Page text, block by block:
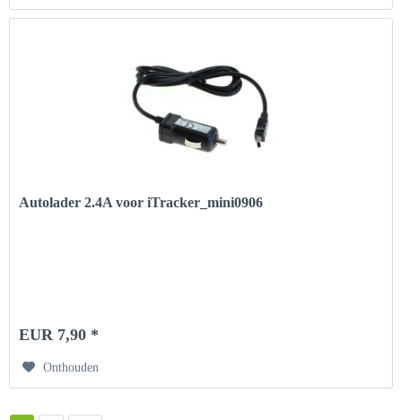
Autolader 2.4A voor iTracker_mini0906
EUR 7,90 *
Onthouden